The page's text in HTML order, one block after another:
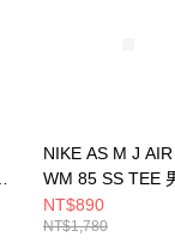
NIKE AS M J
WM 85 SS TEE
袖上衣
NT$890
NT$1,780